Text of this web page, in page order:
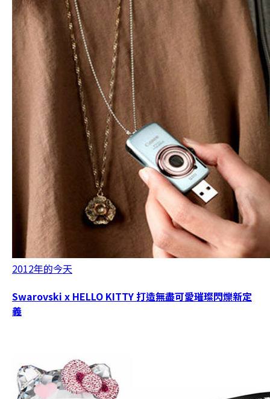
2012年的今天
Swarovski x HELLO KITTY 打造無盡可愛璀璨閃爍新定
義